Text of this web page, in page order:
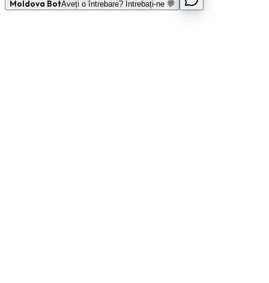
Moldova BotAveți o întrebare? Întrebați-ne 💬